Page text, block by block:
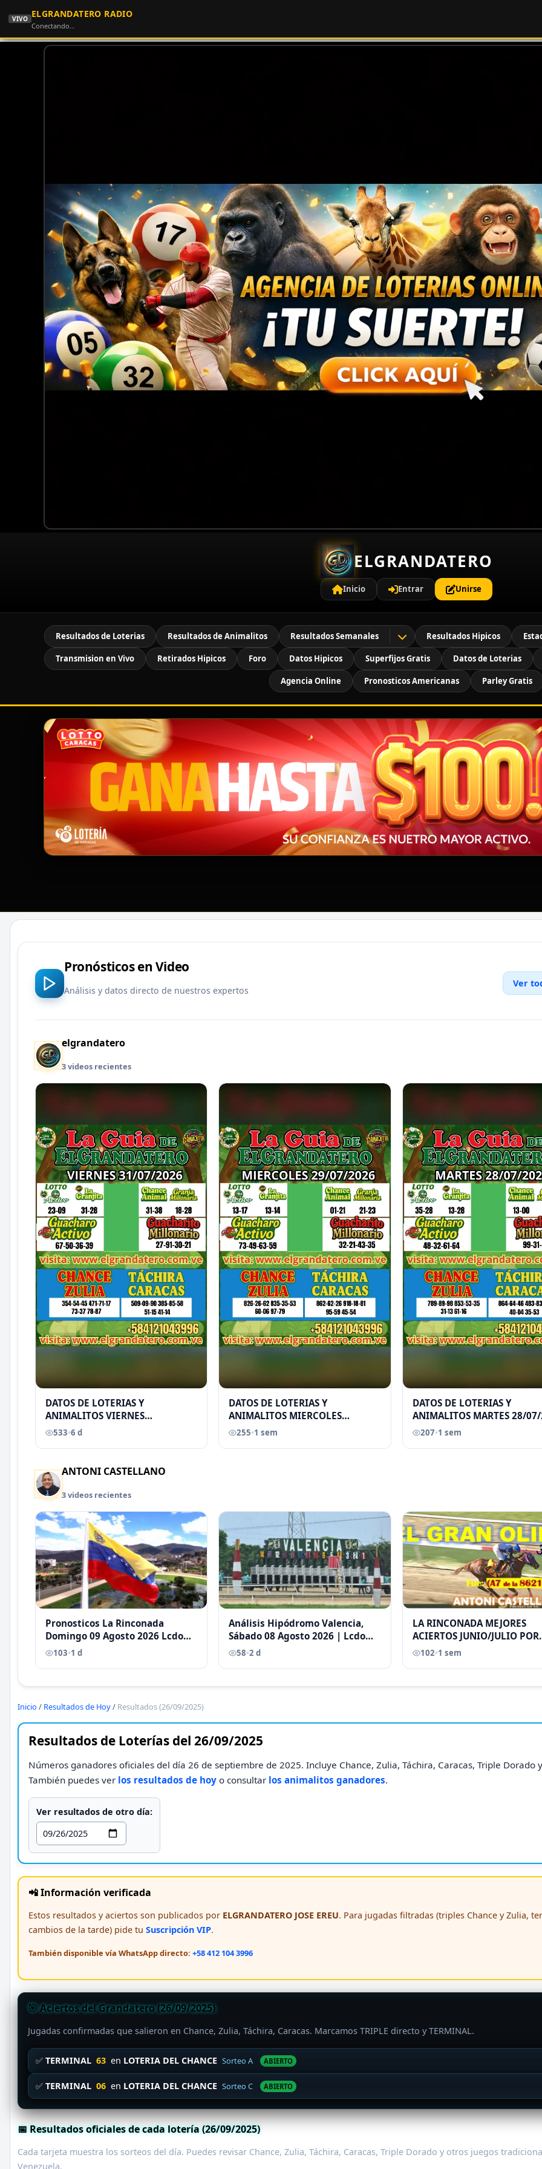
VIVO ELGRANDATERO RADIO
Conectando…
ELGRANDATERO
Inicio Entrar Unirse
Resultados de Loterias Resultados de Animalitos Resultados Semanales Resultados Hipicos
Transmision en Vivo Retirados Hipicos Foro Datos Hipicos Superfijos Gratis Datos de Loterias
Agencia Online Pronosticos Americanas Parley Gratis
Pronósticos en Video
Análisis y datos directo de nuestros expertos
Ver
elgrandatero
3 videos recientes
DATOS DE LOTERIAS Y
ANIMALITOS VIERNES
31/07/2026
533•6 d
DATOS DE LOTERIAS Y
ANIMALITOS MIERCOLES
29/07/2026 ELGRANDATERO JOSE
255•1 sem
DATOS DE LOTERIAS Y
ANIMALITOS MARTES 28/07/
ELGRANDATERO JOSE EREU
207•1 sem
ANTONI CASTELLANO
3 videos recientes
Pronosticos La Rinconada
Domingo 09 Agosto 2026 Lcdo
Antoni Castellano
103•1 d
Análisis Hipódromo Valencia,
Sábado 08 Agosto 2026 | Lcdo
Antoni Castellano |
58•2 d
LA RINCONADA MEJORES
ACIERTOS JUNIO/JULIO POR
ANTONI CASTELLANO
102•1 sem
Inicio / Resultados de Hoy/ Resultados (26/09/2025)
Resultados de Loterías del 26/09/2025
Números ganadores oficiales del día 26 de septiembre de 2025. Incluye Chance, Zulia, Táchira, Caracas, Triple Dorado
También puedes ver los resultados de hoy o consultar los animalitos ganadores.
Ver resultados de otro día:
📲 Información verificada
Estos resultados y aciertos son publicados por ELGRANDATERO JOSE EREU. Para jugadas filtradas (triples Chance y Zulia,
cambios de la tarde) pide tu Suscripción VIP.
También disponible vía WhatsApp directo: +58 412 104 3996
🎯 Aciertos del Grandatero (26/09/2025)
Jugadas confirmadas que salieron en Chance, Zulia, Táchira, Caracas. Marcamos TRIPLE directo y TERMINAL.
✅ TERMINAL 63 en LOTERIA DEL CHANCE Sorteo A ABIERTO
✅ TERMINAL 06 en LOTERIA DEL CHANCE Sorteo C ABIERTO
📅 Resultados oficiales de cada lotería (26/09/2025)
Cada tarjeta muestra los sorteos del día. Puedes revisar Chance, Zulia, Táchira, Caracas, Triple Dorado y otros juegos
Venezuela.